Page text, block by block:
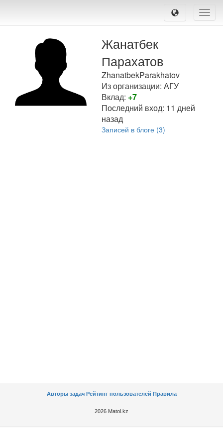
Toggle
Жанатбек
Парахатов
ZhanatbekParakhatov
Из организации: АГУ
Вклад: +7
Последний вход: 11 дней
назад
Записей в блоге (3)
Авторы задач Рейтинг пользователей Правила
2026 Matol.kz